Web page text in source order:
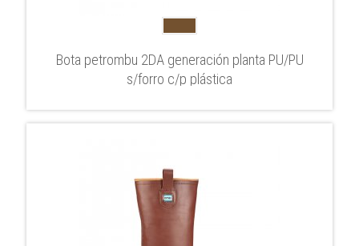
Bota petrombu 2DA generación planta PU/PU
s/forro c/p plástica